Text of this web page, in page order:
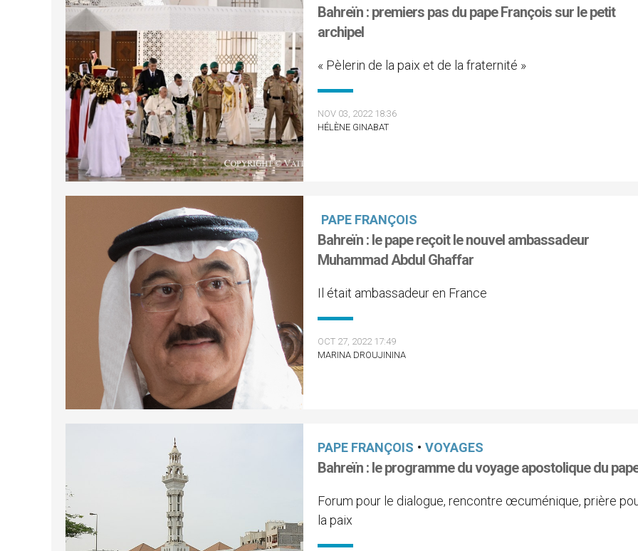
Bahreïn : premiers pas du pape François sur le petit
archipel
« Pèlerin de la paix et de la fraternité »
NOV 03, 2022 18:36
HÉLÈNE GINABAT
PAPE FRANÇOIS
Bahreïn : le pape reçoit le nouvel ambassadeur
Muhammad Abdul Ghaffar
Il était ambassadeur en France
OCT 27, 2022 17:49
MARINA DROUJININA
PAPE FRANÇOIS • VOYAGES
Bahreïn : le programme du voyage apostolique du
Forum pour le dialogue, rencontre œcuménique, prière
la paix